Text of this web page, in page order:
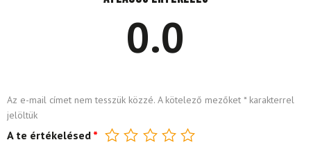
0.0
Az e-mail címet nem tesszük közzé. A kötelező mezőket *karakterrel
jelöltük
A te értékelésed *